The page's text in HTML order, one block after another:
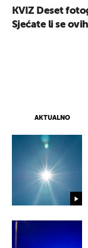
AKTUALNO
KVIZ Deset
Sjećate li se